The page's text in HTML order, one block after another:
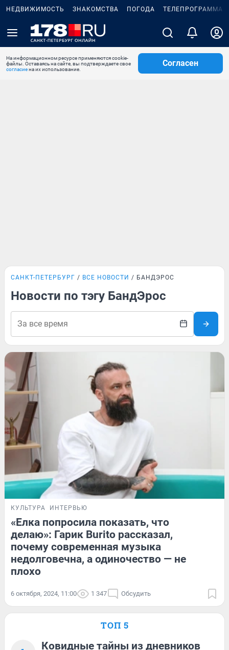
НЕДВИЖИМОСТЬ ЗНАКОМСТВА ПОГОДА ТЕЛЕПРОГРАММА
На информационном ресурсе применяются cookie-
файлы. Оставаясь на сайте, вы подтверждаете свое
согласиена их использование.
Согласен
САНКТ-ПЕТЕРБУРГ ВСЕ НОВОСТИ БАНДЭРОС
Новости по тэгу БандЭрос
КУЛЬТУРА ИНТЕРВЬЮ
«Елка попросила показать, что
делаю»: Гарик Burito рассказал,
почему современная музыка
недолговечна, а одиночество — не
плохо
6 октября, 2024, 11:00 1 347 Обсудить
ТОП 5
Ковидные тайны из дневников